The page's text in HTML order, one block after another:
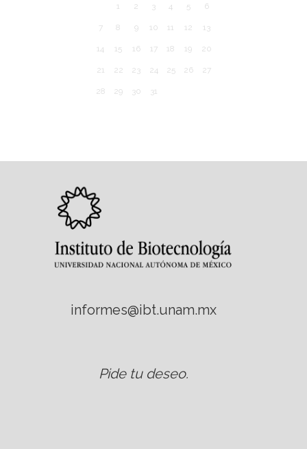
1 2 3 4 5 6
7 8 9 10 11 12 13
14 15 16 17 18 19 20
21 22 23 24 25 26 27
28 29 30 31
informes@ibt.unam.mx
Pide tu deseo.